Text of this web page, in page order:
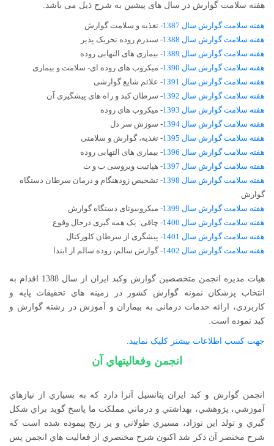
هفته سلامت گوارش در سال های پیشین به شرح ذیل می باشد:
هفته سلامت گوارش سال 1387
- تغذیه و سلامت گوارش
هفته سلامت گوارش سال 1388
- سندرم روده تحریک پذیر
هفته سلامت گوارش سال 1389
- بیماری های التهابی روده
هفته سلامت گوارش سال 1390
- میکروب های روده ای- سلامت و بیماری
هفته سلامت گوارش سال 1391
- علائم شایع گوارشی
هفته سلامت گوارش سال 1392
- سرطان کبد و راه های پیشگیری آن
هفته سلامت گوارش سال 1393
- میکروب های روده
هفته سلامت گوارش سال 1394
- سوزش سر دل
هفته سلامت گوارش سال 1395
- تغذیه، گوارش و سلامتی
هفته سلامت گوارش سال 1396
- بیماری های التهابی روده
هفته سلامت گوارش سال 1397
- هپاتیت ویروسی ب و ث
هفته سلامت گوارش سال 1398
- تشخیص زودهنگام و درمان سرطان دستگاه
گوارش
هفته سلامت گوارش سال 1399
- میکروبیوتای دستگاه گوارش
هفته سلامت گوارش سال 1400
- چاقی: یک همه گیری درحال وقوع
هفته سلامت گوارش سال 1401
- پیشگری از سرطان کلورکتال
هفته سلامت گوارش سال 1402
- گوارش سالم، روده سالم از ابتدا
هیات مدیره انجمن متخصصين گوارش وکبد ايران از سال 1388 اقدام به
انتخاب پزشکان نمونه گوارش کشور در زمينه هاي تحقیقات پایه و
کاربردی، ارائه خدمات درمانی به بيماران و آموزش در رشته گوارش و
کبد نموده است.
جهت کسب اطلاعات بیشتر کلیک نمایید.
انجمن وفعاليتهاي آن
انجمن گوارش و كبد ايران پتانسيل آنرا دارد كه به بسياري از نيازهاي
آموزشي، پژوهشي، بهداشتي و درماني مملكت ما پاسخ گويد براي شكل
گيري و تولد اين نوزاد، مسيري طولاني و پر رنج پيموده شده است كه
شرح مختصر آن ذكر شد اكنون شرح مختصري از فعاليت هاي انجمن پس